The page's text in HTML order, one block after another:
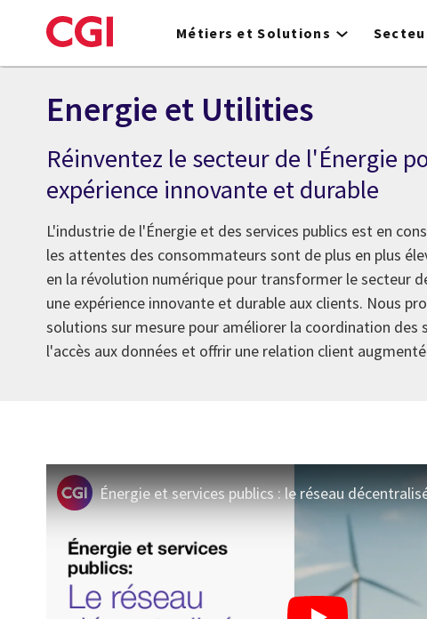
to
Métiers et Solutions
Energie et Utilities
Réinventez le secteur de l'Énergie
expérience innovante et durable
L'industrie de l'Énergie et des services publics est en
les attentes des consommateurs sont de plus en plus
en la révolution numérique pour transformer le secteur
une expérience innovante et durable aux clients. Nous
solutions sur mesure pour améliorer la coordination des
l'accès aux données et offrir une relation client